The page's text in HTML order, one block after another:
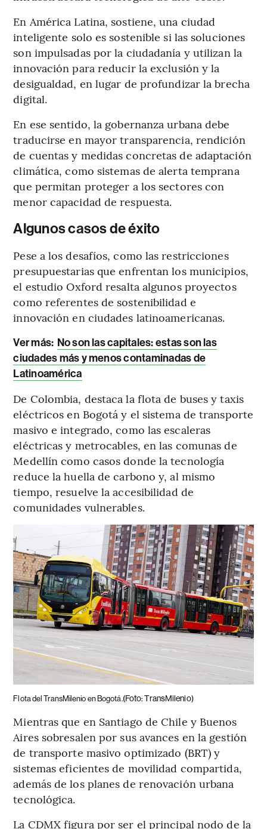
En América Latina, sostiene, una ciudad
inteligente solo es sostenible si las soluciones
son impulsadas por la ciudadanía y utilizan la
innovación para reducir la exclusión y la
desigualdad, en lugar de profundizar la brecha
digital.
En ese sentido, la gobernanza urbana debe
traducirse en mayor transparencia, rendición
de cuentas y medidas concretas de adaptación
climática, como sistemas de alerta temprana
que permitan proteger a los sectores con
menor capacidad de respuesta.
Algunos casos de éxito
Pese a los desafíos, como las restricciones
presupuestarias que enfrentan los municipios,
el estudio Oxford resalta algunos proyectos
como referentes de sostenibilidad e
innovación en ciudades latinoamericanas.
Ver más: No son las capitales: estas son las
ciudades más y menos contaminadas de
Latinoamérica
De Colombia, destaca la flota de buses y taxis
eléctricos en Bogotá y el sistema de transporte
masivo e integrado, como las escaleras
eléctricas y metrocables, en las comunas de
Medellín como casos donde la tecnología
reduce la huella de carbono y, al mismo
tiempo, resuelve la accesibilidad de
comunidades vulnerables.
Flota del TransMilenio en Bogotá.(Foto: TransMilenio)
Mientras que en Santiago de Chile y Buenos
Aires sobresalen por sus avances en la gestión
de transporte masivo optimizado (BRT) y
sistemas eficientes de movilidad compartida,
además de los planes de renovación urbana
tecnológica.
La CDMX figura por ser el principal nodo de la